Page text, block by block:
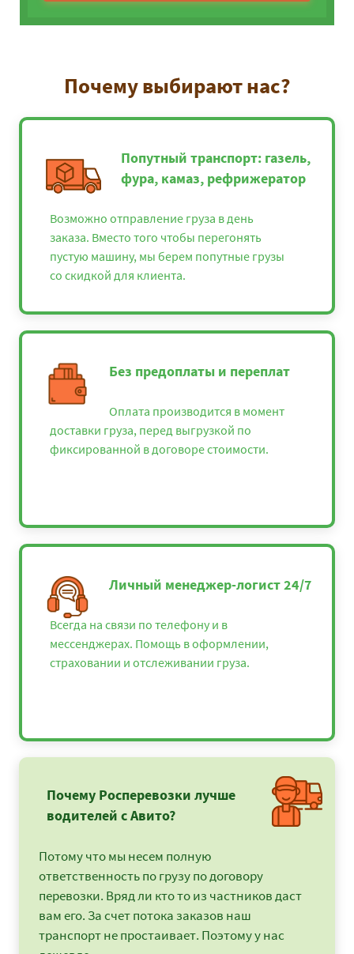
Почему выбирают нас?
Попутный транспорт: газель,
фура, камаз, рефрижератор
Возможно отправление груза в день
заказа. Вместо того чтобы перегонять
пустую машину, мы берем попутные грузы
со скидкой для клиента.
Без предоплаты и переплат
Оплата производится в момент
доставки груза, перед выгрузкой по
фиксированной в договоре стоимости.
Личный менеджер-логист 24/7
Всегда на связи по телефону и в
мессенджерах. Помощь в оформлении,
страховании и отслеживании груза.
Почему Росперевозки лучше
водителей с Авито?
Потому что мы несем полную
ответственность по грузу по договору
перевозки. Вряд ли кто то из частников даст
вам его. За счет потока заказов наш
транспорт не простаивает. Поэтому у нас